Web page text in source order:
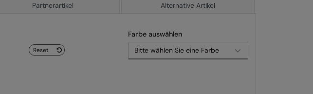
Partnerartikel Alternative Artikel
Farbe auswählen
Reset